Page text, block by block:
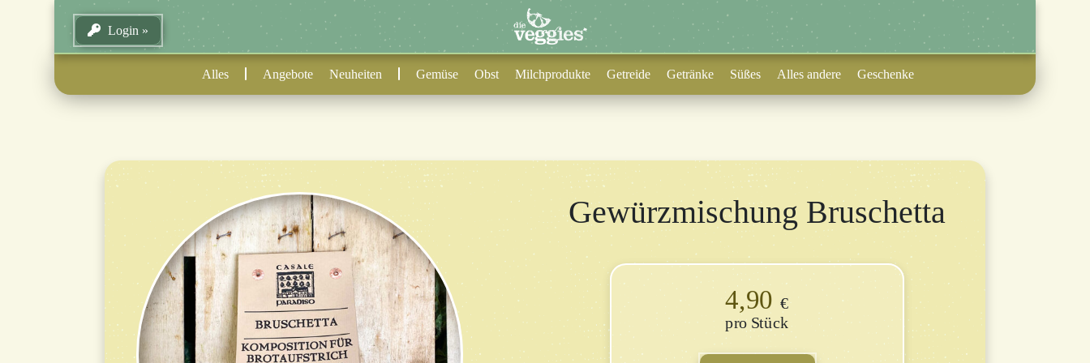
Login
Alles Angebote Neuheiten Gemüse Obst Milchprodukte Getreide Getränke Süßes Alles andere Geschenke
Gewürzmischung Bruschetta
4,90€
Stück